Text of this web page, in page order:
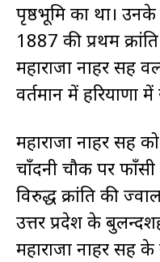
पृष्ठभूमि का था। उनके
1887 की प्रथम
महाराजा नाहर सिंह
वर्तमान में हरियाणा
महाराजा नाहर सिंह
चाँदनी चौक पर
विरुद्ध क्रांति की
उत्तर प्रदेश के
महाराजा नाहर सिंह